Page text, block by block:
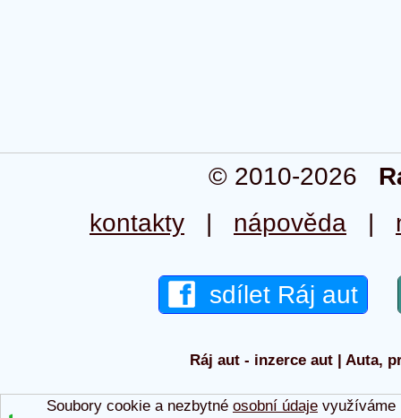
© 2010-2026
kontakty | nápověda |
sdílet Ráj aut
Ráj aut - inzerce aut | Auta,
Soubory cookie a nezbytné osobní údajevyužíváme